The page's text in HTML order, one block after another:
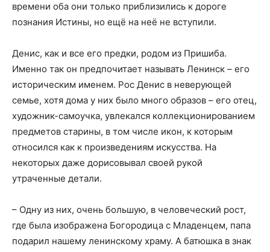
времени оба они только приблизились к дороге
познания Истины, но ещё на неё не вступили.
Денис, как и все его предки, родом из Пришиба.
Именно так он предпочитает называть Ленинск – его
историческим именем. Рос Денис в неверующей
семье, хотя дома у них было много образов – его отец,
художник-самоучка, увлекался коллекционированием
предметов старины, в том числе икон, к которым
относился как к произведениям искусства. На
некоторых даже дорисовывал своей рукой
утраченные детали.
– Одну из них, очень большую, в человеческий рост,
где была изображена Богородица с Младенцем, папа
подарил нашему ленинскому храму. А батюшка в знак